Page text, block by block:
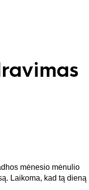
mėnesio mėnulio
Laikoma, kad tą dieną